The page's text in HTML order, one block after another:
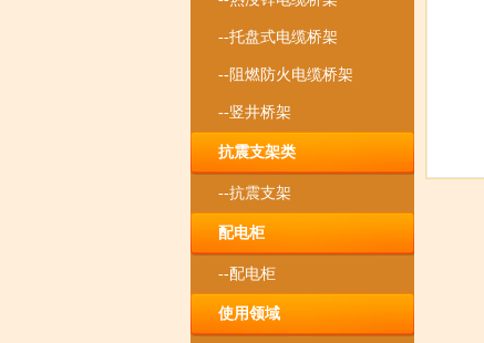
--托盘式电缆桥架
--阻燃防火电缆桥架
--竖井桥架
抗震支架类
--抗震支架
配电柜
--配电柜
使用领域